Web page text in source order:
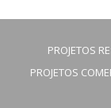
PROJETOS
PROJETOS